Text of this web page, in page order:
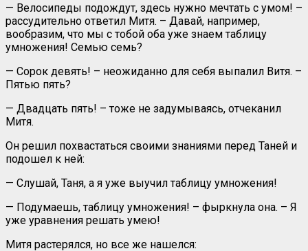
— Велосипеды подождут, здесь нужно мечтать с умом! –
рассудительно ответил Митя. – Давай, например,
вообразим, что мы с тобой оба уже знаем таблицу
умножения! Семью семь?
— Сорок девять! – неожиданно для себя выпалил Витя. –
Пятью пять?
— Двадцать пять! – тоже не задумываясь, отчеканил
Митя.
Он решил похвастаться своими знаниями перед Таней и
подошел к ней:
— Слушай, Таня, а я уже выучил таблицу умножения!
— Подумаешь, таблицу умножения! – фыркнула она. – Я
уже уравнения решать умею!
Митя растерялся, но все же нашелся: